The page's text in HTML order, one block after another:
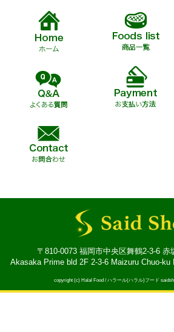
〒810-0073 福岡市中央区舞鶴2-3-6 赤
Akasaka Prime bld 2F 2-3-6 Maizuru Chuo-ku
copyright (c) Halal Food / ハラール(ハラル)フード